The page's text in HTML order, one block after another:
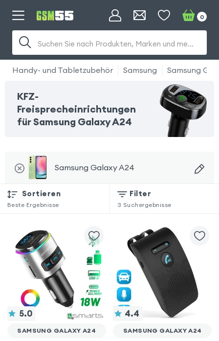
Suchen Sie nach Produkten, Marken und mehr...
0
Handy- und Tabletzubehör Samsung Samsung
KFZ-
Freisprecheinrichtungen
für Samsung Galaxy A24
Samsung Galaxy A24
Sortieren
Beste Ergebnisse
Filter
3 Suchergebnisse
5.0
SAMSUNG GALAXY A24
4.4
SAMSUNG GALAXY A24